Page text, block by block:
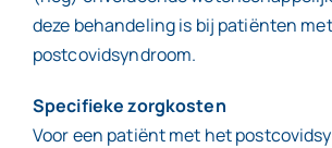
deze behandeling is bij patiënten met
postcovidsyndroom.
Specifieke zorgkosten
Voor een patiënt met het